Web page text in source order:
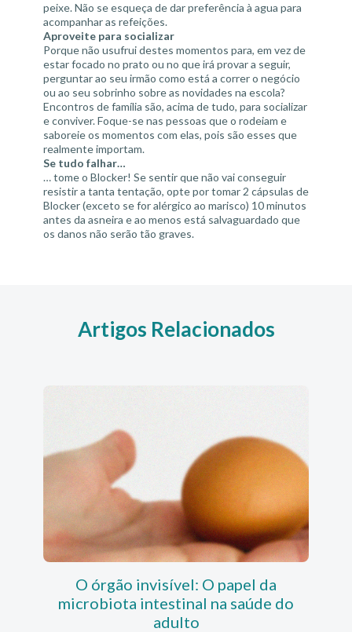
peixe. Não se esqueça de dar preferência à agua para
acompanhar as refeições.
Aproveite para socializar
Porque não usufrui destes momentos para, em vez de
estar focado no prato ou no que irá provar a seguir,
perguntar ao seu irmão como está a correr o negócio
ou ao seu sobrinho sobre as novidades na escola?
Encontros de família são, acima de tudo, para socializar
e conviver. Foque-se nas pessoas que o rodeiam e
saboreie os momentos com elas, pois são esses que
realmente importam.
Se tudo falhar…
… tome o Blocker! Se sentir que não vai conseguir
resistir a tanta tentação, opte por tomar 2 cápsulas de
Blocker (exceto se for alérgico ao marisco) 10 minutos
antes da asneira e ao menos está salvaguardado que
os danos não serão tão graves.
Artigos Relacionados
O órgão invisível: O papel da
microbiota intestinal na saúde do
adulto